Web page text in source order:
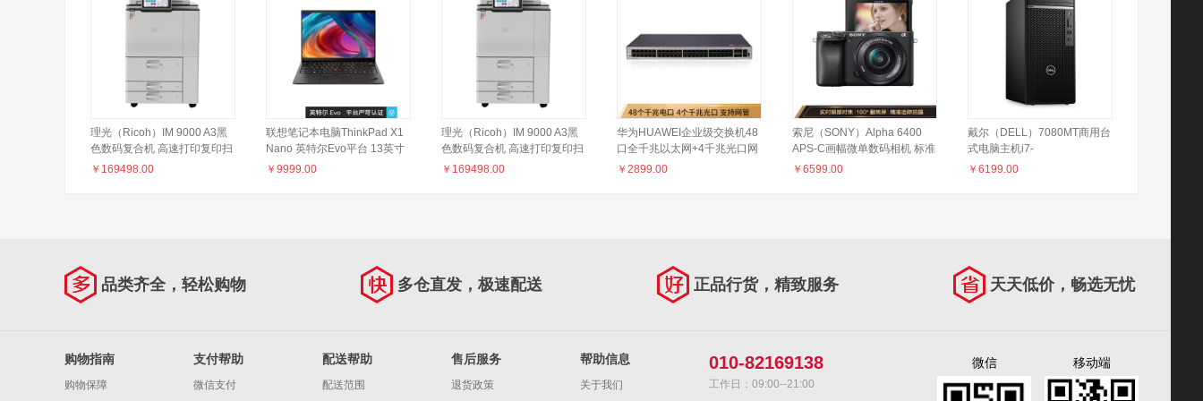
理光（Ricoh）IM 9000 A3黑
色数码复合机 高速打印复印扫
描一体机
￥ 169498.00
联想笔记本电脑ThinkPad X1
Nano 英特尔Evo平台 13英寸
11代酷睿i7 16G 512G 高色域
￥ 9999.00
理光（Ricoh）IM 9000 A3黑
色数码复合机 高速打印复印扫
描一体机
￥ 169498.00
华为HUAWEI企业级交换机48
口全千兆以太网+4千兆光口网
络管理网管核心汇聚三层办公
￥ 2899.00
索尼（SONY）Alpha 6400
APS-C画幅微单数码相机 标准
套装 黑色（SELP1650镜头
￥ 6599.00
戴尔（DELL）7080MT商用台
式电脑主机i7-
10700/16G/1T+256G固态
￥ 6199.00
品类齐全，轻松购物 多仓直发，极速配送 正品行货，精致服务 天天低价，畅选无忧
购物指南
购物保障
支付帮助
微信支付
配送帮助
配送范围
售后服务
退货政策
帮助信息
关于我们
010-82169138
工作日：09:00--21:00
微信 移动端